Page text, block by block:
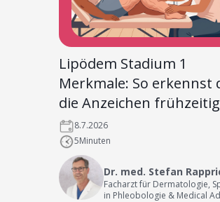
Lipödem Stadium 1
Merkmale: So erkennst
die Anzeichen frühzeitig
8.7.2026
5Minuten
Dr. med. Stefan
Facharzt für Dermatologie,
in Phleobologie & Medical